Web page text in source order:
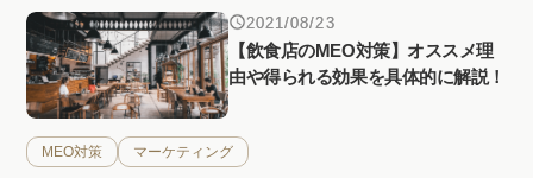
2021/08/23
【飲食店のMEO対策】オススメ理
由や得られる効果を具体的に解説！
MEO対策 マーケティング